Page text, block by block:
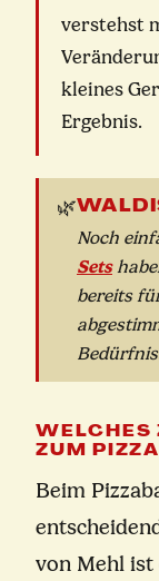
verstehst
kleines
Ergebnis.
🌿
Noch
Sets
bereits
WELCHES
ZUM
Beim
von Mehl ist